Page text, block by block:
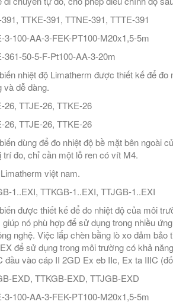
TTKE-391, TTNE-391, TTTE-391
3-100-AA-3-FEK-PT100-M20x1,5-5m
361-50-5-F-Pt100-AA-3-20m
nhiệt độ Limatherm được thiết kế để
và dễ dàng.
26, TTJE-26, TTKE-26
26, TTJE-26, TTKE-26
dùng để đo nhiệt độ bề mặt bên ngoài
trí đo, chỉ cần một lỗ ren có vít M4.
việt nam.
1..EXI, TTKGB-1..EXI, TTJGB-1..EXI
được thiết kế để đo nhiệt độ của môi
nó phù hợp để sử dụng trong nhiều
nghệ. Việc lắp chèn bằng lò xo đảm
để sử dụng trong môi trường có khả
đầu vào cáp II 2GD Ex eb IIc, Ex ta IIIC
EXD, TTKGB-EXD, TTJGB-EXD
3-100-AA-3-FEK-PT100-M20x1,5-5m